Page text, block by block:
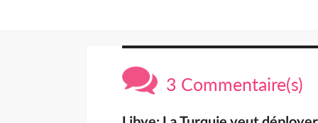
3 Commentaire(s)